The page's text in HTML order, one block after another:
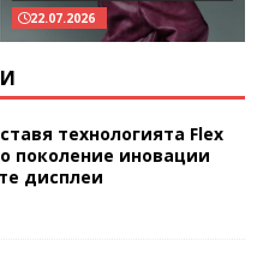
22.07.2026
технологията Flex
поколение иновации
дисплеи